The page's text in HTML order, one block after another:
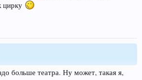
цирку
больше театра. Ну может, такая я,